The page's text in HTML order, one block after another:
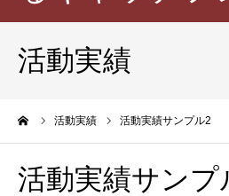
活動実績
活動実績 活動実績サンプル2
活動実績サンプ